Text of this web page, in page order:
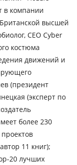
в компании
высшей
CEO Cyber
костюма
движений и
(президент
(эксперт по
более 230
11 книг);
20 лучших